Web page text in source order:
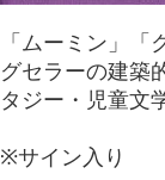
「ムーミン」
グセラーの建築
タジー・児童文
※サイン入り